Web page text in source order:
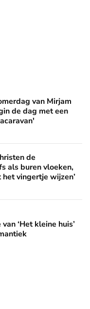
Bouwman eruit?
van Mirjam
de dag met een
‘Zelfs als
de
als buren vloeken,
vingertje wijzen’
huis’ biedt fijne
‘Het kleine huis’